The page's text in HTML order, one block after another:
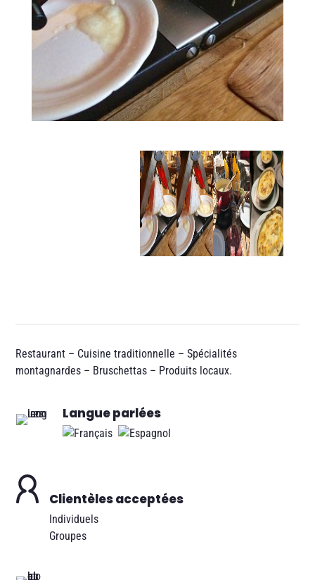
Restaurant – Cuisine traditionnelle – Spécialités
montagnardes – Bruschettas – Produits locaux.
Langue parlées
Clientèles acceptées
Individuels
Groupes